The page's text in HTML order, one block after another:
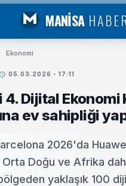
MANİSA
Ekonomi
05.03.2026 - 17:11
Dijital Ekonomi
ev sahipliği
2026'da
Orta Doğu ve Afrika
yaklaşık 100